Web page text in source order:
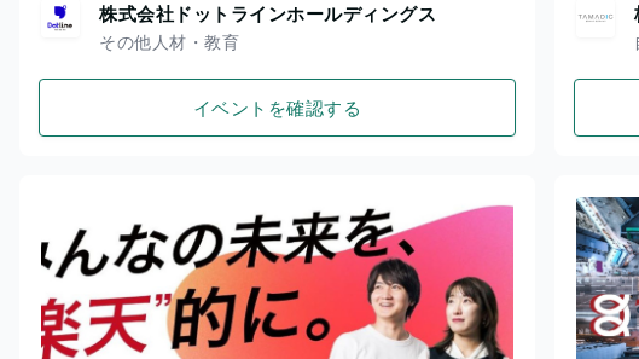
株式会社ドットラインホールディングス
その他人材・教育
イベントを確認する